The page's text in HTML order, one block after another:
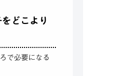
どこより
で必要になる